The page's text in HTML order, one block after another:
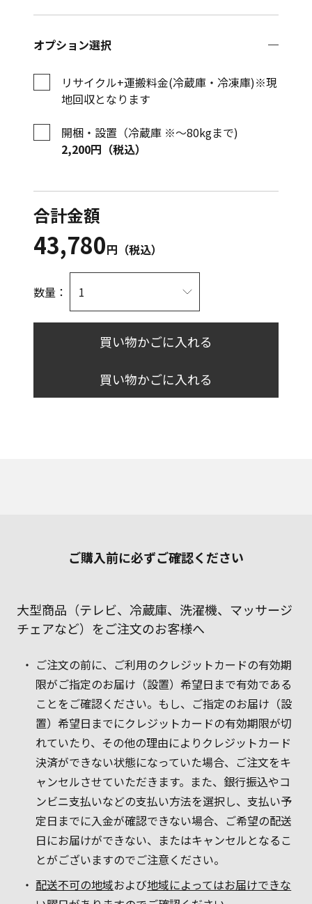
オプション選択
リサイクル+運搬料金(冷蔵庫・冷凍庫)※現
地回収となります
開梱・設置（冷蔵庫 ※〜80kgまで)
2,200円（税込）
合計金額
43,780円（税込）
数量：
買い物かごに入れる
買い物かごに入れる
ご購入前に必ずご確認ください
大型商品（テレビ、冷蔵庫、洗濯機、マッサージ
チェアなど）をご注文のお客様へ
ご注文の前に、ご利用のクレジットカードの有効期
限がご指定のお届け（設置）希望日まで有効である
ことをご確認ください。もし、ご指定のお届け（設
置）希望日までにクレジットカードの有効期限が切
れていたり、その他の理由によりクレジットカード
決済ができない状態になっていた場合、ご注文をキ
ャンセルさせていただきます。また、銀行振込やコ
ンビニ支払いなどの支払い方法を選択し、支払い予
定日までに入金が確認できない場合、ご希望の配送
日にお届けができない、またはキャンセルとなるこ
とがございますのでご注意ください。
配送不可の地域および地域によってはお届けできな